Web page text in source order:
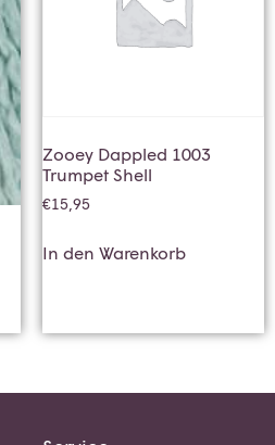
Zooey Dappled 1003
Trumpet Shell
€15,95
In den Warenkorb